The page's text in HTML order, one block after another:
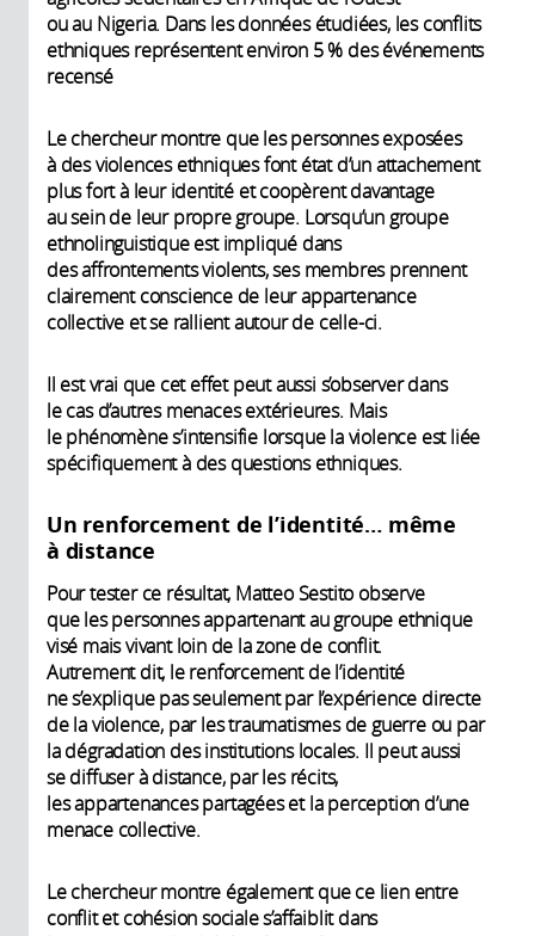
ou au Nigeria. Dans les données étudiées, les conflits
ethniques représentent environ 5 % des événements
recensé
Le chercheur montre que les personnes exposées
à des violences ethniques font état d’un attachement
plus fort à leur identité et coopèrent davantage
au sein de leur propre groupe. Lorsqu’un groupe
ethnolinguistique est impliqué dans
des affrontements violents, ses membres prennent
clairement conscience de leur appartenance
collective et se rallient autour de celle-ci.
Il est vrai que cet effet peut aussi s’observer dans
le cas d’autres menaces extérieures. Mais
le phénomène s’intensifie lorsque la violence est liée
spécifiquement à des questions ethniques.
Un renforcement de l’identité… même
à distance
Pour tester ce résultat, Matteo Sestito observe
que les personnes appartenant au groupe ethnique
visé mais vivant loin de la zone de conflit.
Autrement dit, le renforcement de l’identité
ne s’explique pas seulement par l’expérience directe
de la violence, par les traumatismes de guerre ou par
la dégradation des institutions locales. Il peut aussi
se diffuser à distance, par les récits,
les appartenances partagées et la perception d’une
menace collective.
Le chercheur montre également que ce lien entre
conflit et cohésion sociale s’affaiblit dans